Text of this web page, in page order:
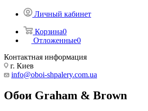
Личный кабинет
Корзина0
Отложенные0
Контактная информация
г. Киев
info@oboi-shpalery.com.ua
Обои Graham & Brown